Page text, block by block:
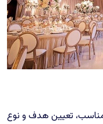
، تعیین هدف و نوع